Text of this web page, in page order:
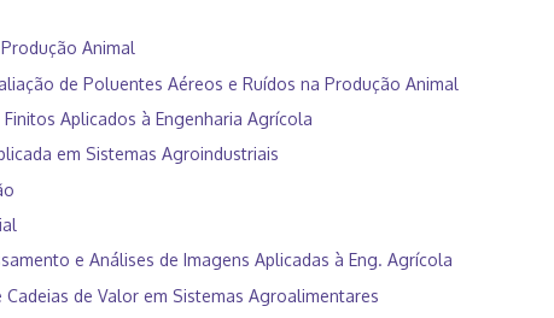
Animal
de Poluentes Aéreos e Ruídos na Produção Animal
Aplicados à Engenharia Agrícola
em Sistemas Agroindustriais
e Análises de Imagens Aplicadas à Eng. Agrícola
Cadeias de Valor em Sistemas Agroalimentares